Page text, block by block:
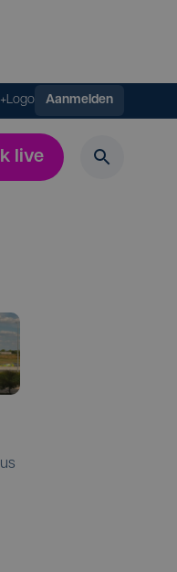
Logo Aanmelden
live